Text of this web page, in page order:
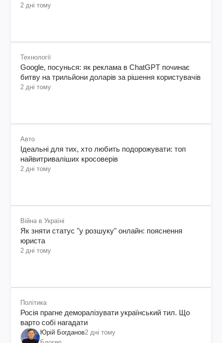
2 дні тому
Технології
Google, посунься: як реклама в ChatGPT починає
битву на трильйони доларів за рішення користувачів
2 дні тому
Авто
Ідеальні для тих, хто любить подорожувати: топ
найвитриваліших кросоверів
2 дні тому
Війна в Україні
Як зняти статус "у розшуку" онлайн: пояснення
юриста
2 дні тому
Політика
Росія прагне деморалізувати український тил. Що
варто собі нагадати
Юрій Богданов2 дні тому